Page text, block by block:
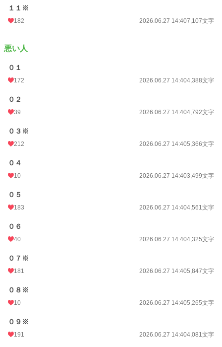
１１※
182 2026.06.27 14:407,107文字
悪い人
０１
172 2026.06.27 14:404,388文字
０２
39 2026.06.27 14:404,792文字
０３※
212 2026.06.27 14:405,366文字
０４
10 2026.06.27 14:403,499文字
０５
183 2026.06.27 14:404,561文字
０６
40 2026.06.27 14:404,325文字
０７※
181 2026.06.27 14:405,847文字
０８※
10 2026.06.27 14:405,265文字
０９※
191 2026.06.27 14:404,081文字